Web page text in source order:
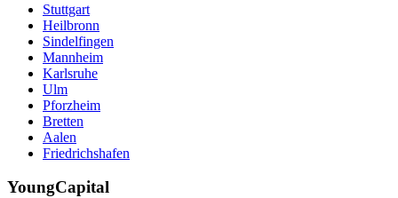
Stuttgart
Heilbronn
Sindelfingen
Mannheim
Karlsruhe
Ulm
Pforzheim
Bretten
Aalen
Friedrichshafen
YoungCapital